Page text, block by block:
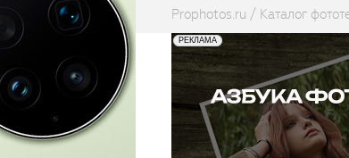
Prophotos.ru Каталог